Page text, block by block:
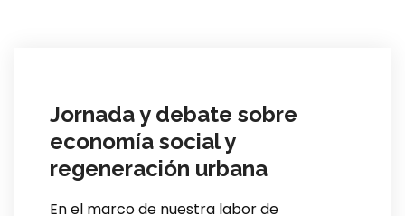
Jornada y debate sobre
economía social y
regeneración urbana
En el marco de nuestra labor de